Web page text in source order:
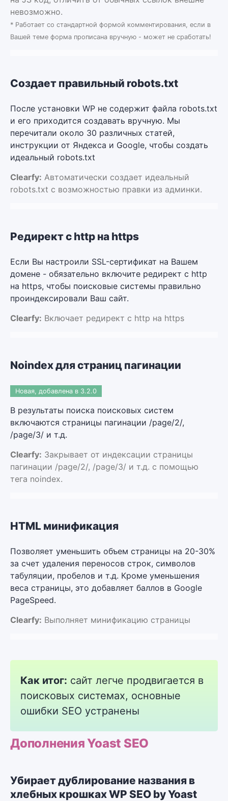
невозможно.
* Работает со стандартной формой комментирования, если в
Вашей теме форма прописана вручную - может не сработать!
Создает правильный robots.txt
После установки WP не содержит файла robots.txt
и его приходится создавать вручную. Мы
перечитали около 30 различных статей,
инструкции от Яндекса и Google, чтобы создать
идеальный robots.txt
Clearfy: Автоматически создает идеальный
robots.txt с возможностью правки из админки.
Редирект с http на https
Если Вы настроили SSL-сертификат на Вашем
домене - обязательно включите редирект с http
на https, чтобы поисковые системы правильно
проиндексировали Ваш сайт.
Clearfy: Включает редирект с http на https
Noindex для страниц пагинации
Новая, добавлена в 3.2.0
В результаты поиска поисковых систем
включаются страницы пагинации /page/2/,
/page/3/ и т.д.
Clearfy: Закрывает от индексации страницы
пагинации /page/2/, /page/3/ и т.д. с помощью
тега noindex.
HTML минификация
Позволяет уменьшить объем страницы на 20-30%
за счет удаления переносов строк, символов
табуляции, пробелов и т.д. Кроме уменьшения
веса страницы, это добавляет баллов в Google
PageSpeed.
Clearfy: Выполняет минификацию страницы
Как итог: сайт легче продвигается в
поисковых системах, основные
ошибки SEO устранены
Дополнения Yoast SEO
Убирает дублирование названия в
хлебных крошках WP SEO by Yoast